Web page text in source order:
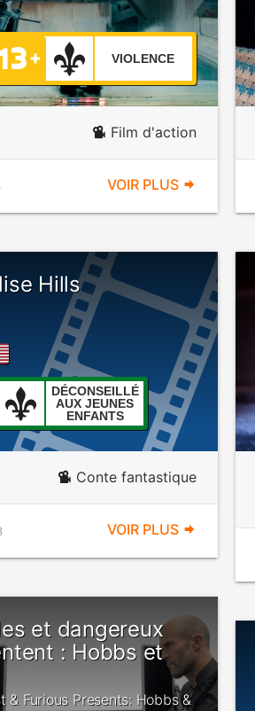
VIOLENCE
Film d'action
VOIR PLUS
Hills
DÉCONSEILLÉ
AUX JEUNES
ENFANTS
Conte fantastique
VOIR PLUS
et dangereux
: Hobbs et
& Furious Presents: Hobbs &